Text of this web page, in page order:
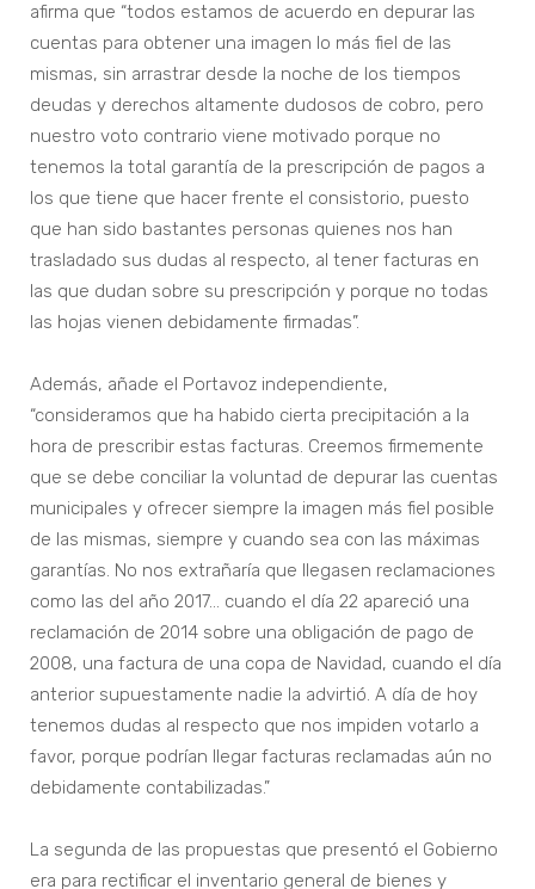
afirma que “todos estamos de acuerdo en depurar las
cuentas para obtener una imagen lo más fiel de las
mismas, sin arrastrar desde la noche de los tiempos
deudas y derechos altamente dudosos de cobro, pero
nuestro voto contrario viene motivado porque no
tenemos la total garantía de la prescripción de pagos a
los que tiene que hacer frente el consistorio, puesto
que han sido bastantes personas quienes nos han
trasladado sus dudas al respecto, al tener facturas en
las que dudan sobre su prescripción y porque no todas
las hojas vienen debidamente firmadas”.
Además, añade el Portavoz independiente,
“consideramos que ha habido cierta precipitación a la
hora de prescribir estas facturas. Creemos firmemente
que se debe conciliar la voluntad de depurar las cuentas
municipales y ofrecer siempre la imagen más fiel posible
de las mismas, siempre y cuando sea con las máximas
garantías. No nos extrañaría que llegasen reclamaciones
como las del año 2017… cuando el día 22 apareció una
reclamación de 2014 sobre una obligación de pago de
2008, una factura de una copa de Navidad, cuando el día
anterior supuestamente nadie la advirtió. A día de hoy
tenemos dudas al respecto que nos impiden votarlo a
favor, porque podrían llegar facturas reclamadas aún no
debidamente contabilizadas.”
La segunda de las propuestas que presentó el Gobierno
era para rectificar el inventario general de bienes y